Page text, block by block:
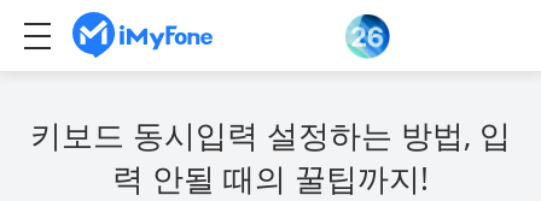
키보드 동시입력 설정하는 방법, 입
력 안될 때의 꿀팁까지!